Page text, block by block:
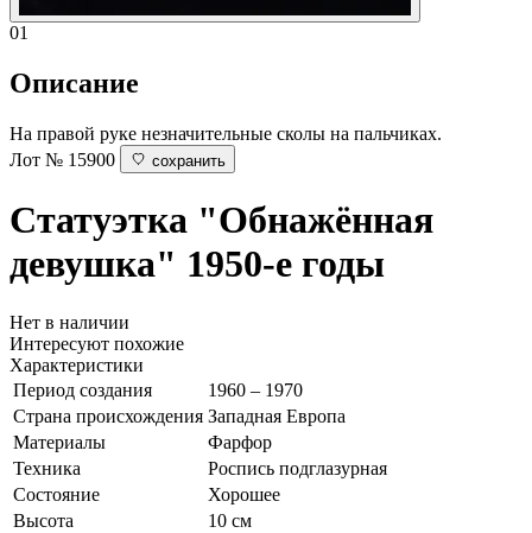
01
Описание
На правой руке незначительные сколы на пальчиках.
Лот № 15900
сохранить
Статуэтка "Обнажённая
девушка" 1950-е годы
Нет в наличии
Интересуют похожие
Характеристики
Период создания
1960 – 1970
Страна происхождения Западная Европа
Материалы
Фарфор
Техника
Роспись подглазурная
Состояние
Хорошее
Высота
10 см